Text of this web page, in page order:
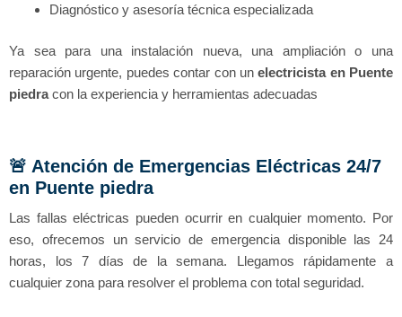
Diagnóstico y asesoría técnica especializada
Ya sea para una instalación nueva, una ampliación o una
reparación urgente, puedes contar con unelectricista en Puente
piedracon la experiencia y herramientas adecuadas
🚨 Atención de Emergencias Eléctricas 24/7
en Puente piedra
Las fallas eléctricas pueden ocurrir en cualquier momento. Por
eso, ofrecemos un servicio de emergencia disponible las 24
horas, los 7 días de la semana. Llegamos rápidamente a
cualquier zona para resolver el problema con total seguridad.